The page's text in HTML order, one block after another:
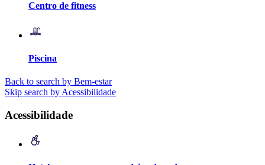
Centro de fitness
Piscina
Back to search by Bem-estar
Skip search by Acessibilidade
Acessibilidade